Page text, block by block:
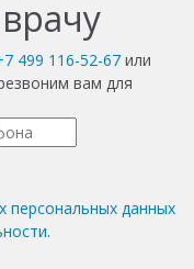
499 116-52-67 или
вам для
персональных данных
.